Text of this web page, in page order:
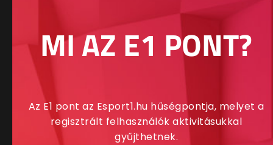
MI AZ E1 PONT?
Az E1 pont az Esport1.hu hűségpontja, melyet a
regisztrált felhasználók aktivitásukkal
gyűjthetnek.